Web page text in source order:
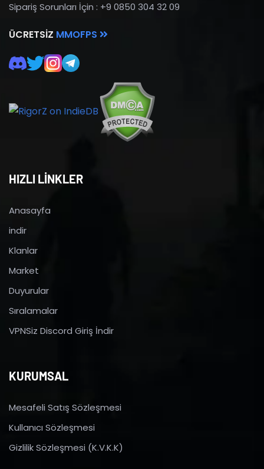
Sipariş Sorunları İçin : +9 0850 304 32 09
ÜCRETSIZ MMOFPS
HIZLI LİNKLER
Anasayfa
indir
Klanlar
Market
Duyurular
Sıralamalar
VPNSiz Discord Giriş İndir
KURUMSAL
Mesafeli Satış Sözleşmesi
Kullanıcı Sözleşmesi
Gizlilik Sözleşmesi (K.V.K.K)